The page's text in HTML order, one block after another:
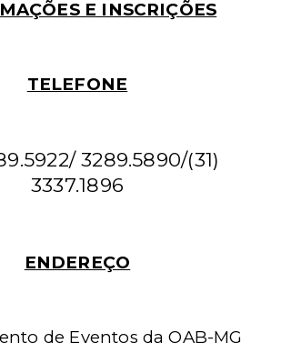
E INSCRIÇÕES
TELEFONE
3289.5890/(31)
3337.1896
ENDEREÇO
de Eventos da OAB-MG